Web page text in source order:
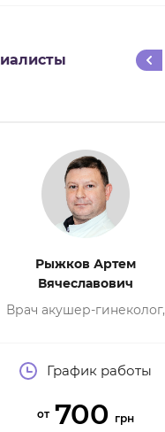
Рыжков Артем
Вячеславович
Врач акушер-гинеколог,
специалист в
гинекологии, член
ассоциации акушеров-
График работы
от 700 грн